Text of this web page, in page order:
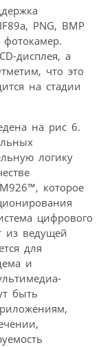
PNG, BMP
дисплея, а
что это
на стадии
на рис 6.
логику
которое
цифрового
из ведущей
для
и
быть